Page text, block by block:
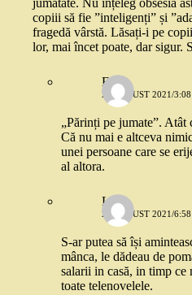
jumătate. Nu înțeleg obsesia
copiii să fie ”inteligenți” și
fragedă vârstă. Lăsați-i pe
lor, mai încet poate, dar sigur.
E.
22 AUGUST 2021/
„Părinți pe jumate”.
Că nu mai e altceva
unei persoane care se
al altora.
Lia
22 AUGUST 2021/
S-ar putea să își
mânca, le dădeau de
salarii in casă, in timp ce
toate telenovelele.